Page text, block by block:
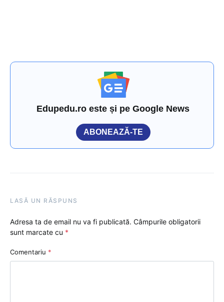
Edupedu.ro este și pe Google News
ABONEAZĂ-TE
LASĂ UN RĂSPUNS
Adresa ta de email nu va fi publicată. Câmpurile obligatorii
sunt marcate cu *
Comentariu *